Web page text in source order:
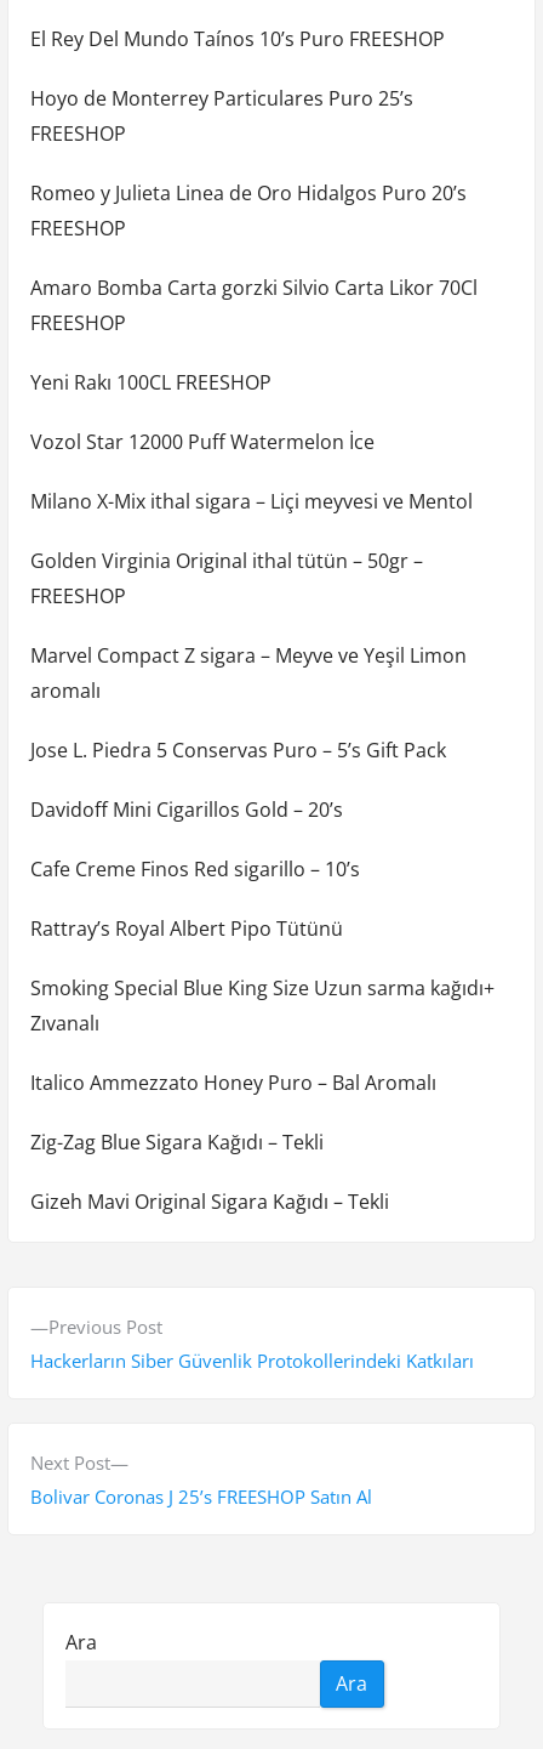
El Rey Del Mundo Taínos 10’s Puro FREESHOP
Hoyo de Monterrey Particulares Puro 25’s
FREESHOP
Romeo y Julieta Linea de Oro Hidalgos Puro 20’s
FREESHOP
Amaro Bomba Carta gorzki Silvio Carta Likor 70Cl
FREESHOP
Yeni Rakı 100CL FREESHOP
Vozol Star 12000 Puff Watermelon İce
Milano X-Mix ithal sigara – Liçi meyvesi ve Mentol
Golden Virginia Original ithal tütün – 50gr –
FREESHOP
Marvel Compact Z sigara – Meyve ve Yeşil Limon
aromalı
Jose L. Piedra 5 Conservas Puro – 5’s Gift Pack
Davidoff Mini Cigarillos Gold – 20’s
Cafe Creme Finos Red sigarillo – 10’s
Rattray’s Royal Albert Pipo Tütünü
Smoking Special Blue King Size Uzun sarma kağıdı+
Zıvanalı
Italico Ammezzato Honey Puro – Bal Aromalı
Zig-Zag Blue Sigara Kağıdı – Tekli
Gizeh Mavi Original Sigara Kağıdı – Tekli
Previous PostP
r
o
Hackerların Siber Güvenlik Protokollerindeki Katkıları
Next Post
N
e
Bolivar Coronas J 25’s FREESHOP Satın Al
Ara
Ara